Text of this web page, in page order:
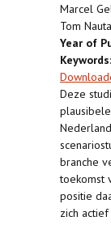
Marcel
Tom Nauta
Year of
Keywords
Deze
branche
toekomst
positie
zich